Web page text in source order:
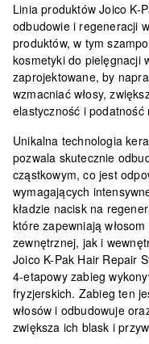
Linia produktów Joico K-
odbudowie i regeneracji
produktów, w tym
kosmetyki do pielęgnacji
zaprojektowane, by
wzmacniać włosy,
elastyczność i podatność
Unikalna technologia
pozwala skutecznie
cząstkowym, co jest
wymagających
kładzie nacisk na
które zapewniają
zewnętrznej, jak i
Joico K-Pak Hair Repair
4-etapowy zabieg
fryzjerskich. Zabieg ten
włosów i odbudowuje
zwiększa ich blask i